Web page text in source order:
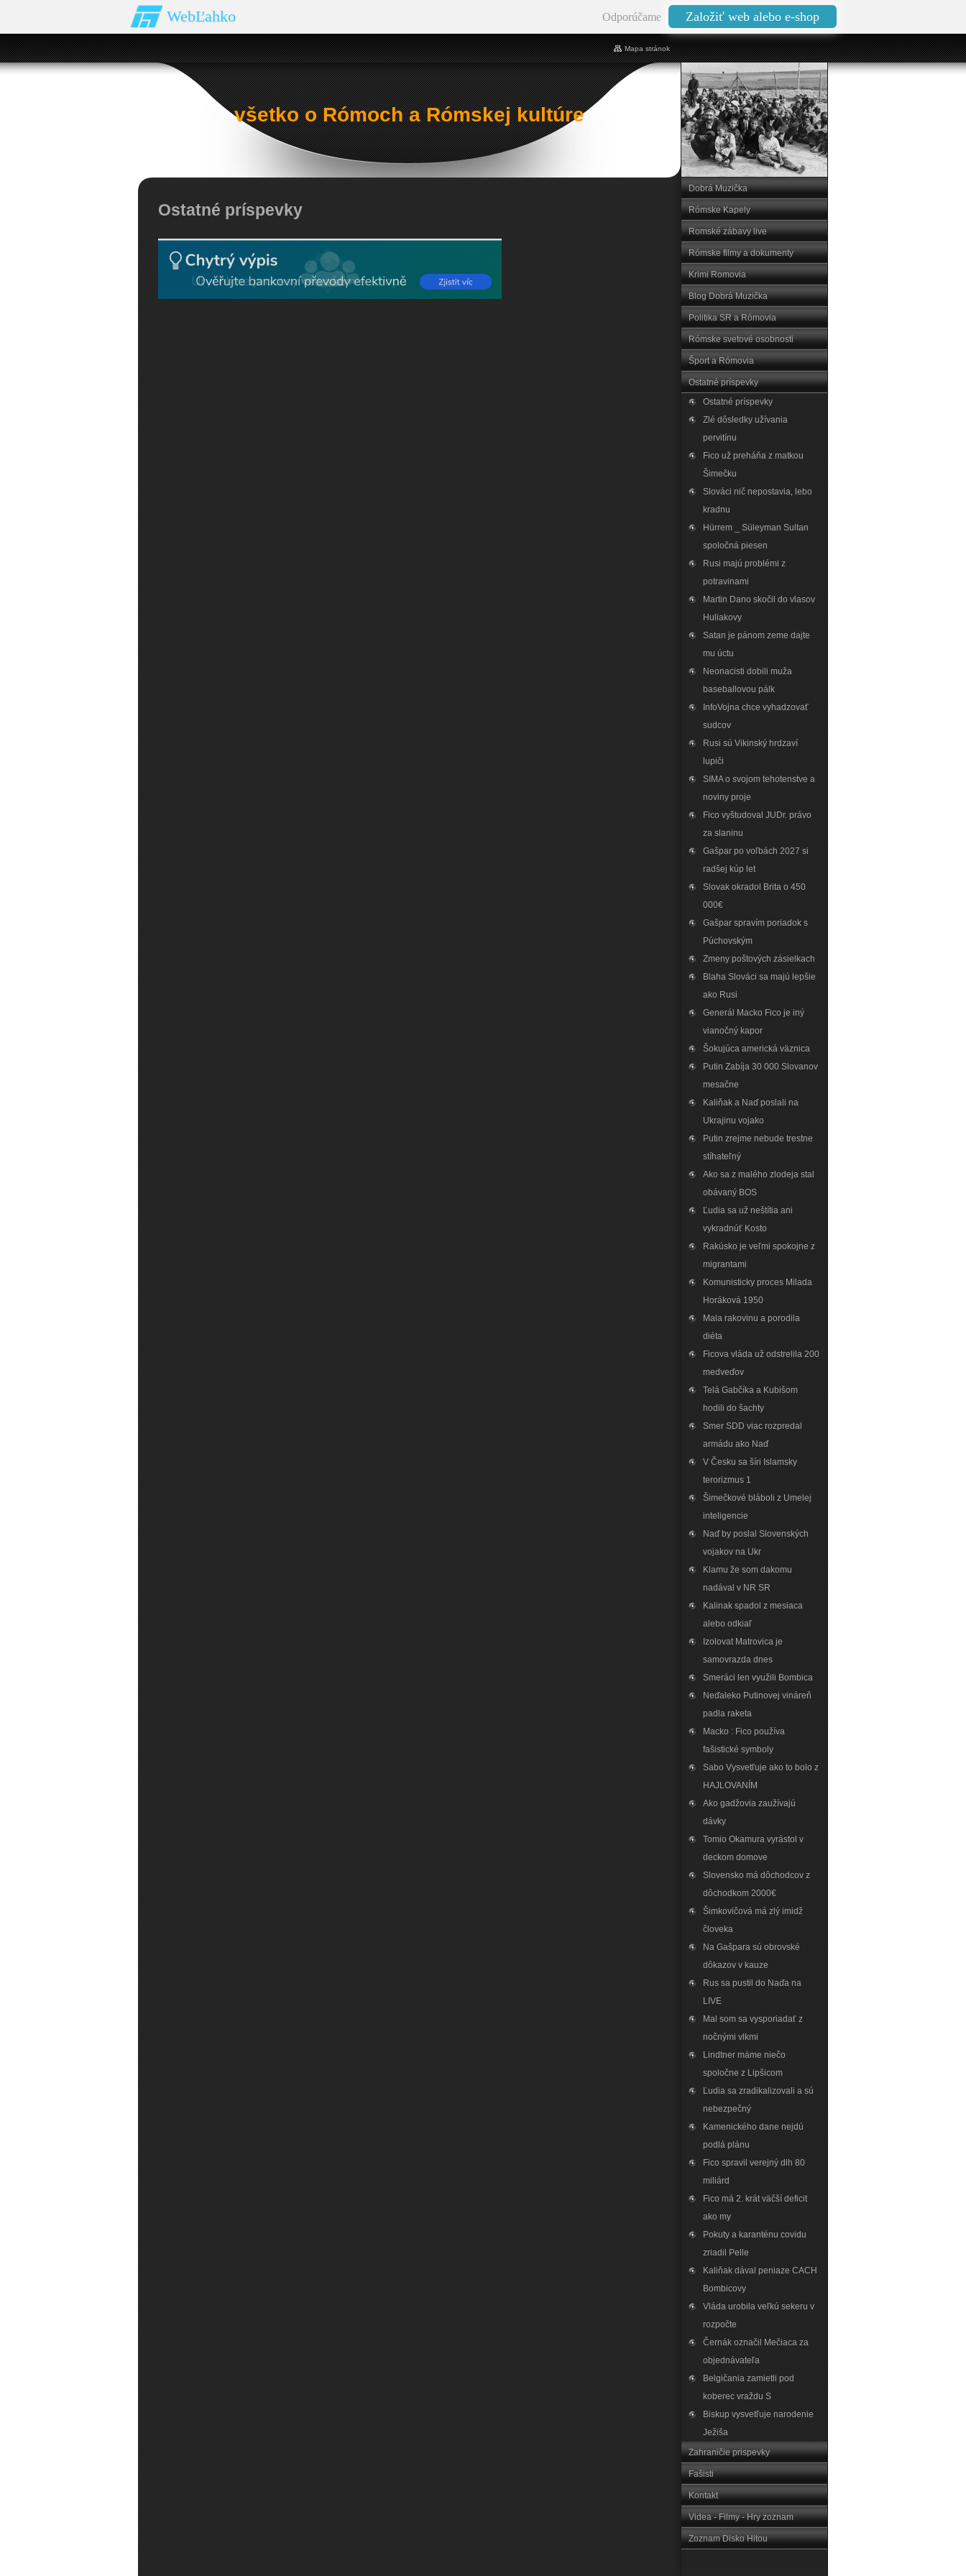
WebĽahko Odporúčame Založiť web alebo e-shop
všetko o Rómoch a Rómskej kultúre
Mapa stránok
Ostatné príspevky
Dobrá Muzička
Rómske Kapely
Romské zábavy live
Rómske filmy a dokumenty
Krimi Romovia
Blog Dobrá Muzička
Politika SR a Rómovia
Rómske svetové osobnosti
Šport a Rómovia
Ostatné príspevky
Ostatné príspevky
Zlé dôsledky užívania
pervitínu
Fico už preháňa z matkou
Šimečku
Slováci nič nepostavia‚ lebo
kradnu
Hürrem _ Süleyman Sultan
spoločná piesen
Rusi majú problémi z
potravinami
Martin Dano skočil do vlasov
Huliakovy
Satan je pánom zeme dajte
mu úctu
Neonacisti dobili muža
baseballovou pálk
InfoVojna chce vyhadzovať
sudcov
Rusi sú Vikinský hrdzaví
lupiči
SIMA o svojom tehotenstve a
noviny proje
Fico vyštudoval JUDr. právo
za slaninu
Gašpar po voľbách 2027 si
radšej kúp let
Slovak okradol Brita o 450
000€
Gašpar spravím poriadok s
Púchovským
Zmeny poštových zásielkach
Blaha Slováci sa majú lepšie
ako Rusi
Generál Macko Fico je iný
vianočný kapor
Šokujúca americká väznica
Putin Zabíja 30 000 Slovanov
mesačne
Kaliňak a Naď poslali na
Ukrajinu vojako
Putin zrejme nebude trestne
stíhateľný
Ako sa z malého zlodeja stal
obávaný BOS
Ľudia sa už neštítia ani
vykradnúť Kosto
Rakúsko je veľmi spokojne z
migrantami
Komunisticky proces Milada
Horáková 1950
Mala rakovinu a porodila
diéta
Ficova vláda už odstrelila 200
medveďov
Telá Gabčíka a Kubišom
hodili do šachty
Smer SDD viac rozpredal
armádu ako Naď
V Česku sa šíri Islamsky
terorizmus 1
Šimečkové bláboli z Umelej
inteligencie
Naď by poslal Slovenských
vojakov na Ukr
Klamu že som dakomu
nadával v NR SR
Kalinak spadol z mesiaca
alebo odkiaľ
Izolovat Matrovica je
samovrazda dnes
Smeráci len využili Bombica
Neďaleko Putinovej vináreň
padla raketa
Macko : Fico používa
fašistické symboly
Sabo Vysvetľuje ako to bolo z
HAJLOVANÍM
Ako gadžovia zaužívajú
dávky
Tomio Okamura vyrástol v
deckom domove
Slovensko má dôchodcov z
dôchodkom 2000€
Šimkovičová má zlý imidž
človeka
Na Gašpara sú obrovské
dôkazov v kauze
Rus sa pustil do Naďa na
LIVE
Mal som sa vysporiadať z
nočnými vlkmi
Lindtner máme niečo
spoločne z Lipšicom
Ľudia sa zradikalizovali a sú
nebezpečný
Kamenického dane nejdú
podlá plánu
Fico spravil verejný dlh 80
miliárd
Fico má 2. krát väčší deficit
ako my
Pokuty a karanténu covidu
zriadil Pelle
Kaliňak dával peniaze CACH
Bombicovy
Vláda urobila veľkú sekeru v
rozpočte
Černák označil Mečiaca za
objednávateľa
Belgičania zamietli pod
koberec vraždu S
Biskup vysvetľuje narodenie
Ježiša
Zahraničie prispevky
Fašisti
Kontakt
Videa - Filmy - Hry zoznam
Zoznam Disko Hitou